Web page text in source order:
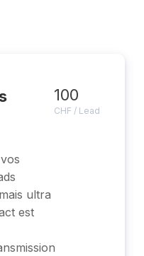
100
CHF / Lead
ultra
est